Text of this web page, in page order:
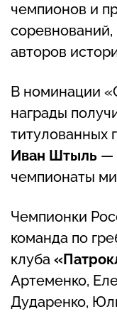
чемпионов и
авторов
В номинации
награды
титулованных
Иван Штыль —
чемпионаты
Чемпионки
команда по
клуба
Артеменко,
Дударенко,